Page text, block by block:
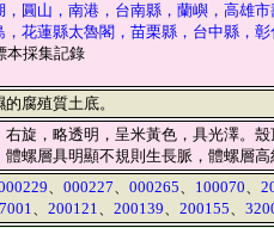
圓山，南港，台南縣，蘭嶼，高雄
，花蓮縣太魯閣，苗栗縣，台中縣，
本採集記錄
腐殖質土底。
旋，略透明，呈米黃色，具光澤。
螺層具明顯不規則生長脈，體螺層
、 000227、 000265、 100070、
、 200121、 200139、 200155、